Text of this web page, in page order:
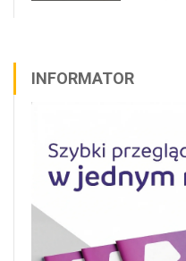
INFORMATOR